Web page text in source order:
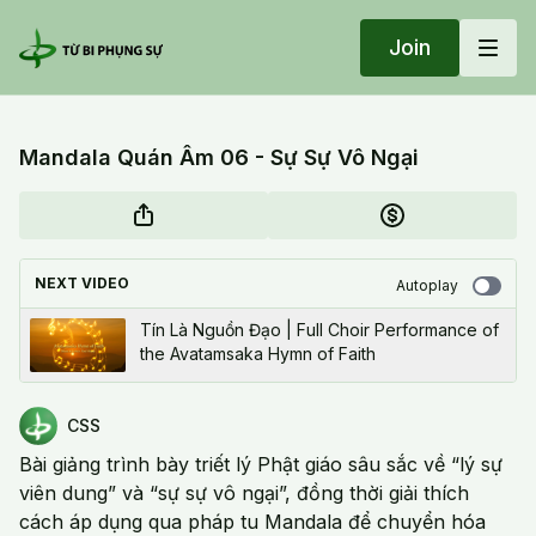
Join
Mandala Quán Âm 06 - Sự Sự Vô Ngại
NEXT VIDEO Autoplay
Tín Là Nguồn Đạo | Full Choir Performance of
the Avatamsaka Hymn of Faith
CSS
Bài giảng trình bày triết lý Phật giáo sâu sắc về “lý sự
viên dung” và “sự sự vô ngại”, đồng thời giải thích
cách áp dụng qua pháp tu Mandala để chuyển hóa